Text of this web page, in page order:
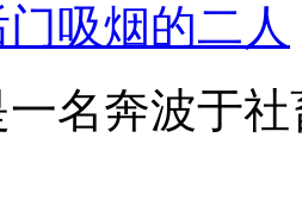
吸烟的二人
名奔波于社